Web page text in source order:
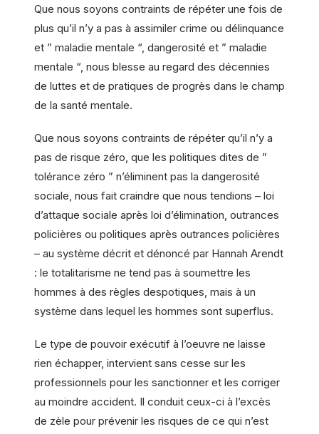
Que nous soyons contraints de répéter une fois de
plus qu’il n’y a pas à assimiler crime ou délinquance
et ” maladie mentale “, dangerosité et ” maladie
mentale “, nous blesse au regard des décennies
de luttes et de pratiques de progrès dans le champ
de la santé mentale.
Que nous soyons contraints de répéter qu’il n’y a
pas de risque zéro, que les politiques dites de ”
tolérance zéro ” n’éliminent pas la dangerosité
sociale, nous fait craindre que nous tendions – loi
d’attaque sociale après loi d’élimination, outrances
policières ou politiques après outrances policières
– au système décrit et dénoncé par Hannah Arendt
: le totalitarisme ne tend pas à soumettre les
hommes à des règles despotiques, mais à un
système dans lequel les hommes sont superflus.
Le type de pouvoir exécutif à l’oeuvre ne laisse
rien échapper, intervient sans cesse sur les
professionnels pour les sanctionner et les corriger
au moindre accident. Il conduit ceux-ci à l’excès
de zèle pour prévenir les risques de ce qui n’est